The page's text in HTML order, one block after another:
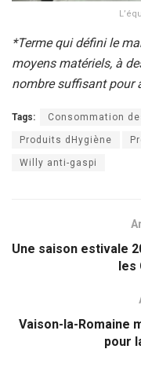
*Terme qui défini le
moyens matériels, à
nombre suffisant pour
Tags: Consommation
Produits dHygiène
Willy anti-gaspi
Une saison estivale
les
Vaison-la-Romaine
pour